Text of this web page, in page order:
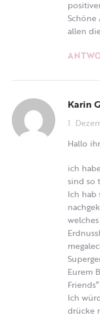
allen
Karin
1.
Hallo
ich
sind so
Ich hab
Eurem
Ich
drücke